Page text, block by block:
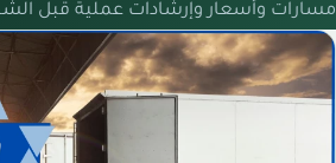
مسارات وأسعار وإرشادات عملية قبل